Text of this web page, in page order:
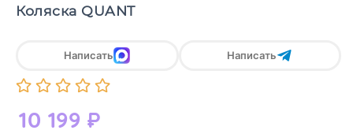
Коляска QUANT
10 199 ₽
Написать Написать